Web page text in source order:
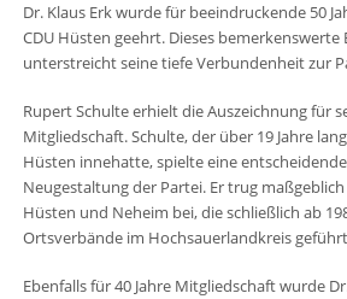
Dr. Klaus Erk wurde für beeindruckende 50
CDU Hüsten geehrt. Dieses bemerkenswerte
unterstreicht seine tiefe Verbundenheit zur
Rupert Schulte erhielt die Auszeichnung für
Mitgliedschaft. Schulte, der über 19 Jahre
Hüsten innehatte, spielte eine
Neugestaltung der Partei. Er trug
Hüsten und Neheim bei, die schließlich ab
Ortsverbände im Hochsauerlandkreis
Ebenfalls für 40 Jahre Mitgliedschaft wurde